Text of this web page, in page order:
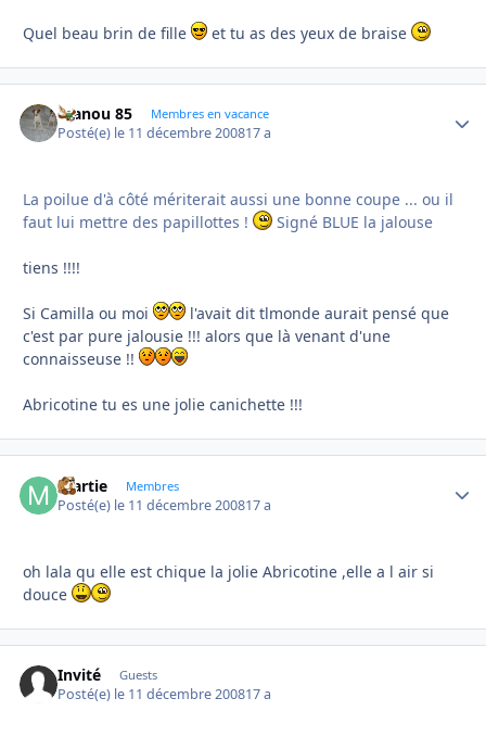
Quel beau brin de fille et tu as des yeux de braise
manou 85 Membres en vacance
Posté(e) le 11 décembre 200817 a
La poilue d'à côté mériterait aussi une bonne coupe ... ou il
faut lui mettre des papillottes !
Signé BLUE la jalouse
tiens !!!!
Si Camilla ou moi
l'avait dit tlmonde aurait pensé que
c'est par pure jalousie !!! alors que là venant d'une
connaisseuse !!
Abricotine tu es une jolie canichette !!!
martie Membres
Posté(e) le 11 décembre 200817 a
oh lala qu elle est chique la jolie Abricotine ,elle a l air si
douce
Invité Guests
Posté(e) le 11 décembre 200817 a